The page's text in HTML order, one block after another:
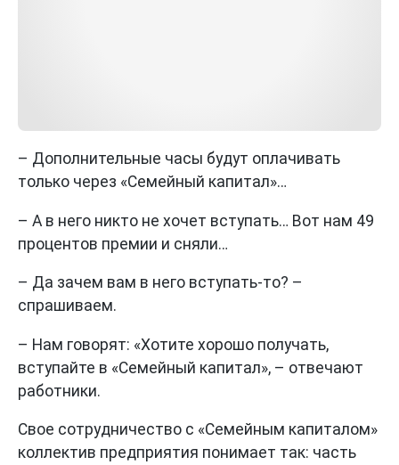
– Дополнительные часы будут оплачивать
только через «Семейный капитал»…
– А в него никто не хочет вступать… Вот нам 49
процентов премии и сняли…
– Да зачем вам в него вступать-то? –
спрашиваем.
– Нам говорят: «Хотите хорошо получать,
вступайте в «Семейный капитал», – отвечают
работники.
Свое сотрудничество с «Семейным капиталом»
коллектив предприятия понимает так: часть